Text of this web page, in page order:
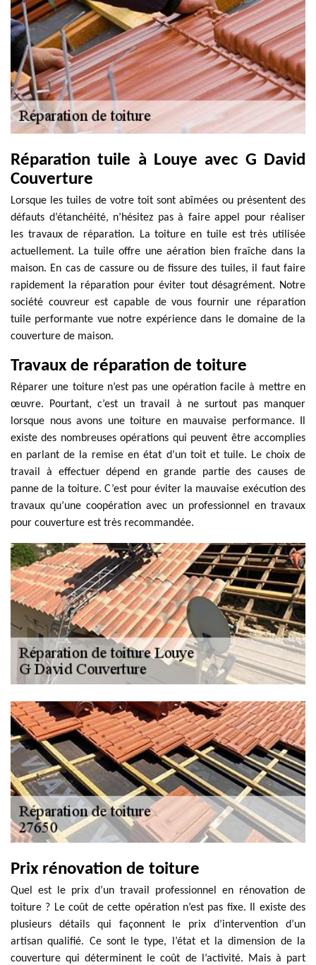
Réparation tuile à Louye avec G David
Couverture
Lorsque les tuiles de votre toit sont abîmées ou présentent des
défauts d’étanchéité, n’hésitez pas à faire appel pour réaliser
les travaux de réparation. La toiture en tuile est très utilisée
actuellement. La tuile offre une aération bien fraîche dans la
maison. En cas de cassure ou de fissure des tuiles, il faut faire
rapidement la réparation pour éviter tout désagrément. Notre
société couvreur est capable de vous fournir une réparation
tuile performante vue notre expérience dans le domaine de la
couverture de maison.
Travaux de réparation de toiture
Réparer une toiture n’est pas une opération facile à mettre en
œuvre. Pourtant, c’est un travail à ne surtout pas manquer
lorsque nous avons une toiture en mauvaise performance. Il
existe des nombreuses opérations qui peuvent être accomplies
en parlant de la remise en état d’un toit et tuile. Le choix de
travail à effectuer dépend en grande partie des causes de
panne de la toiture. C’est pour éviter la mauvaise exécution des
travaux qu’une coopération avec un professionnel en travaux
pour couverture est très recommandée.
Prix rénovation de toiture
Quel est le prix d’un travail professionnel en rénovation de
toiture ? Le coût de cette opération n’est pas fixe. Il existe des
plusieurs détails qui façonnent le prix d’intervention d’un
artisan qualifié. Ce sont le type, l’état et la dimension de la
couverture qui déterminent le coût de l’activité. Mais à part